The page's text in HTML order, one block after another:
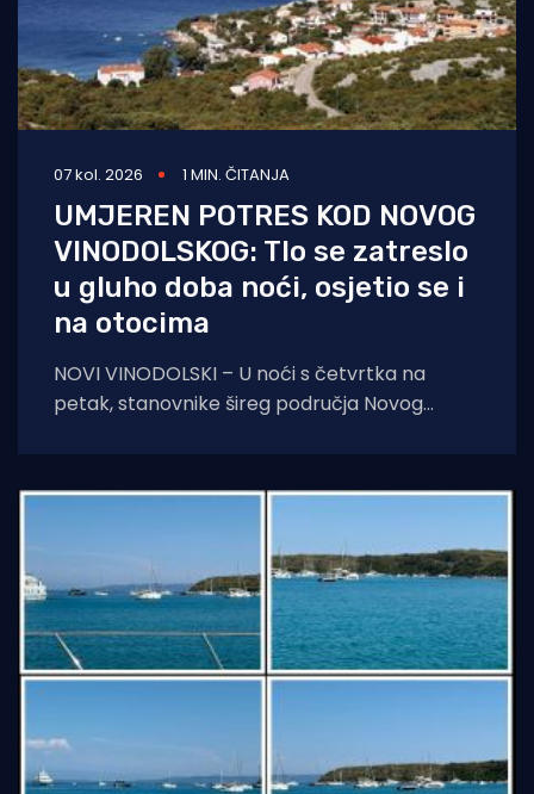
07 kol. 2026 1 MIN. ČITANJA
UMJEREN POTRES KOD NOVOG
VINODOLSKOG: Tlo se zatreslo
u gluho doba noći, osjetio se i
na otocima
NOVI VINODOLSKI – U noći s četvrtka na
petak, stanovnike šireg područja Novog